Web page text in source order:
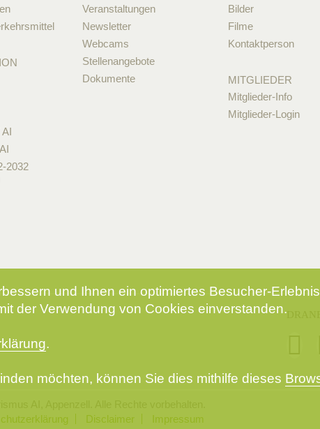
2032
Veranstaltungen
Newsletter
Webcams
Stellenangebote
Dokumente
Bilder
Filme
Kontaktperson
MITGLIEDER
Mitglieder-Info
Mitglieder-Login
Disclaimer Impressum
und Ihnen ein optimiertes Besucher-
der Verwendung von Cookies einverstanden.
.
möchten, können Sie dies mithilfe dieses